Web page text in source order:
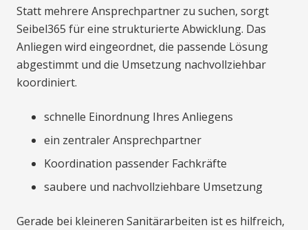
Statt mehrere Ansprechpartner zu suchen, sorgt
Seibel365 für eine strukturierte Abwicklung. Das
Anliegen wird eingeordnet, die passende Lösung
abgestimmt und die Umsetzung nachvollziehbar
koordiniert.
schnelle Einordnung Ihres Anliegens
ein zentraler Ansprechpartner
Koordination passender Fachkräfte
saubere und nachvollziehbare Umsetzung
Gerade bei kleineren Sanitärarbeiten ist es hilfreich,